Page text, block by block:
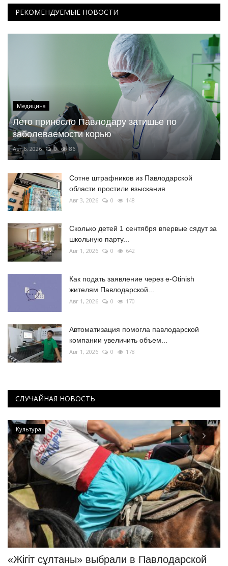
РЕКОМЕНДУЕМЫЕ НОВОСТИ
Медицина
Лето принесло Павлодару затишье по
заболеваемости корью
Авг 6, 2026 0 86
Сотне штрафников из Павлодарской
области простили взыскания
Авг 3, 2026 0 148
Сколько детей 1 сентября впервые сядут за
школьную парту...
Авг 1, 2026 0 642
Как подать заявление через e-Otinish
жителям Павлодарской...
Авг 1, 2026 0 170
Автоматизация помогла павлодарской
компании увеличить объем...
Авг 1, 2026 0 178
СЛУЧАЙНАЯ НОВОСТЬ
Культура
«Жігіт сұлтаны» выбрали в Павлодарской